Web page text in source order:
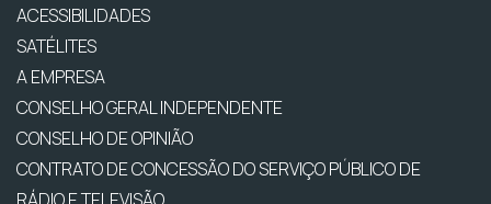
ACESSIBILIDADES
SATÉLITES
A EMPRESA
CONSELHO GERAL INDEPENDENTE
CONSELHO DE OPINIÃO
CONTRATO DE CONCESSÃO DO SERVIÇO PÚBLICO DE